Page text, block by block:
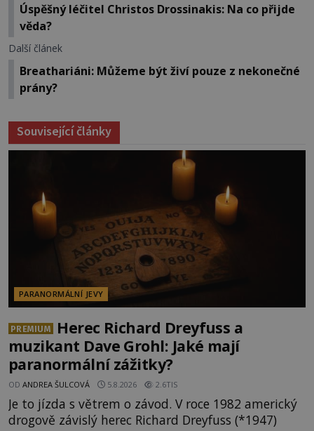
Úspěšný léčitel Christos Drossinakis: Na co přijde
věda?
Další článek
Breathariáni: Můžeme být živí pouze z nekonečné
prány?
Související články
PARANORMÁLNÍ JEVY
PREMIUM
Herec Richard Dreyfuss a
muzikant Dave Grohl: Jaké mají
paranormální zážitky?
OD ANDREA ŠULCOVÁ 5.8.2026 2.6TIS
Je to jízda s větrem o závod. V roce 1982 americký
drogově závislý herec Richard Dreyfuss (*1947)